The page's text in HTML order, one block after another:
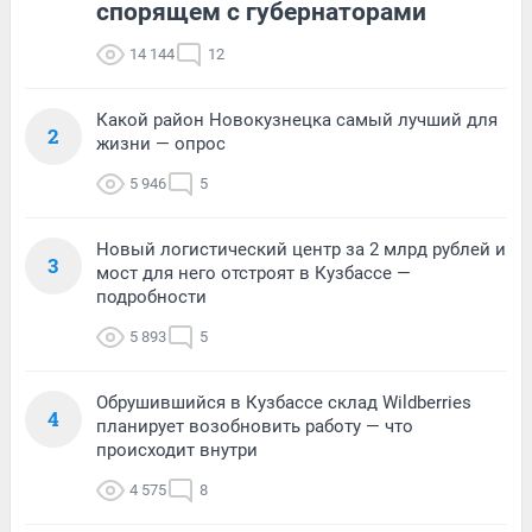
спорящем с губернаторами
14 144 12
2
Какой район Новокузнецка самый лучший для
жизни — опрос
5 946 5
3
Новый логистический центр за 2 млрд рублей и
мост для него отстроят в Кузбассе —
подробности
5 893 5
4
Обрушившийся в Кузбассе склад Wildberries
планирует возобновить работу — что
происходит внутри
4 575 8